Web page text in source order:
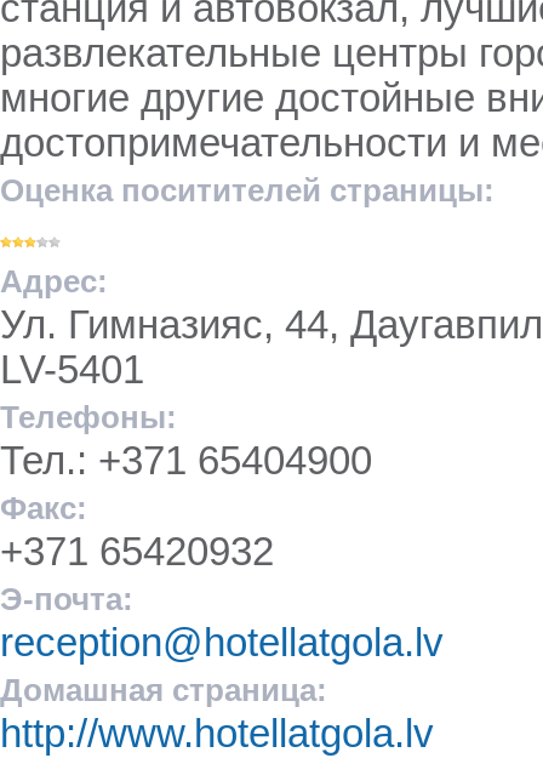
станция и автовокзал,
развлекательные центры
многие другие достойные
достопримечательности и
Оценка поситителей страницы:
Адрес:
Ул. Гимназияс, 44,
LV-5401
Телефоны:
Тел.: +371 65404900
Факс:
+371 65420932
Э-почта:
reception@hotellatgola.lv
Домашная страница:
http://www.hotellatgola.lv